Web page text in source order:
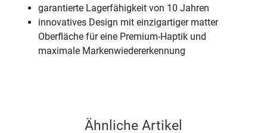
garantierte Lagerfähigkeit von 10 Jahren
innovatives Design mit einzigartiger matter
Oberfläche für eine Premium-Haptik und
maximale Markenwiedererkennung
Ähnliche Artikel